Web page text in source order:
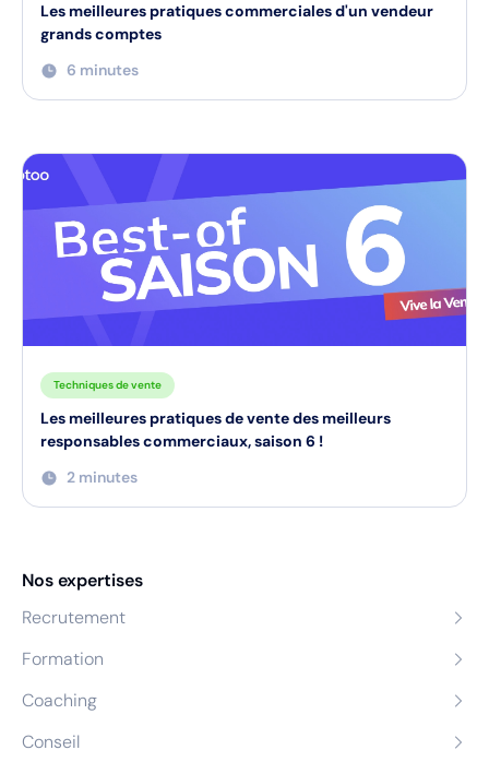
Les meilleures pratiques commerciales d'un vendeur
grands comptes
6 minutes
Techniques de vente
Les meilleures pratiques de vente des meilleurs
responsables commerciaux, saison 6 !
2 minutes
Nos expertises
Recrutement
Formation
Coaching
Conseil